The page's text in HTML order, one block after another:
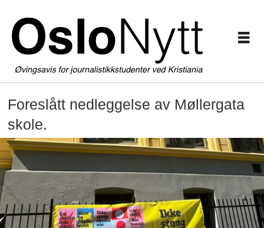
Foreslått nedleggelse av Møllergata
skole.